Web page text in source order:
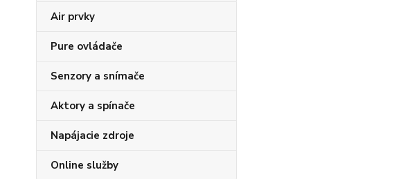
Air prvky
Pure ovládače
Senzory a snímače
Aktory a spínače
Napájacie zdroje
Online služby